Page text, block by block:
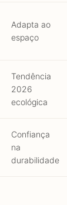
Adapta ao
espaço
Tendência
2026
ecológica
Confiança
na
durabilidade